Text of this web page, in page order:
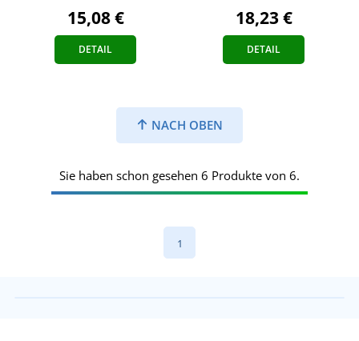
15,08 €
DETAIL
18,23 €
DETAIL
NACH OBEN
Sie haben schon gesehen 6 Produkte von 6.
1